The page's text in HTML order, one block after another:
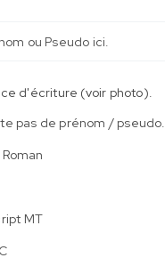
d'écriture (voir photo).
pas de prénom / pseudo.
MT